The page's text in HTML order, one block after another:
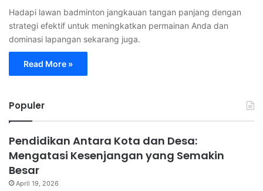
Hadapi lawan badminton jangkauan tangan panjang dengan
strategi efektif untuk meningkatkan permainan Anda dan
dominasi lapangan sekarang juga.
Read More »
Populer
Pendidikan Antara Kota dan Desa:
Mengatasi Kesenjangan yang Semakin
Besar
April 19, 2026